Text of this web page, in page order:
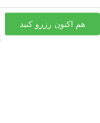
هم اکنون رزرو کنید